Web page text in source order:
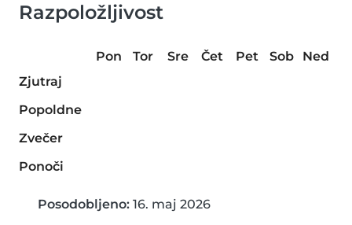
Razpoložljivost
Pon Tor Sre Čet Pet Sob
Ned
Zjutraj
Popoldne
Zvečer
Ponoči
Posodobljeno: 16. maj 2026